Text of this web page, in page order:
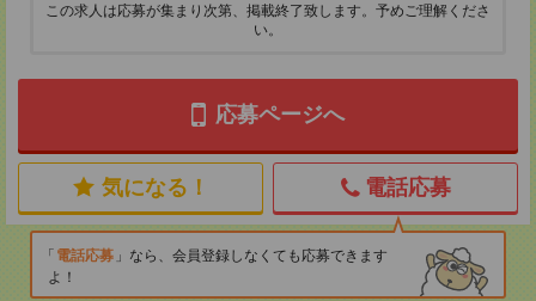
この求人は応募が集まり次第、掲載終了致します。予めご理解くださ
い。
応募ページへ
気になる！ 電話応募
電話応募
なら、会員登録しなくても応募できます
よ！